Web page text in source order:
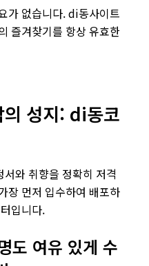
가 없습니다. di동사이트
즐겨찾기를 항상 유효한
의 성지: di동코
와 취향을 정확히 저격
장 먼저 입수하여 배포하
입니다.
도 여유 있게 수